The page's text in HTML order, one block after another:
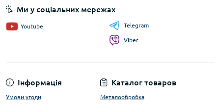
Інформація
Умови угоди
Каталог товаров
Металообробка
Ми у соціальних мережах
Youtube Telegram
Viber